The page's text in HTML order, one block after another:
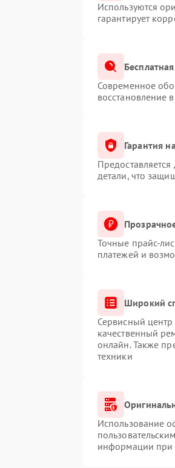
Используются
гарантирует
Современное
восстановление
Гарантия
детали, что
Точные прайс-
платежей и
Широкий
Сервисный центр
качественный
онлайн. Также
техники
Использование
информации при